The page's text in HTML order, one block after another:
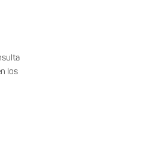
los